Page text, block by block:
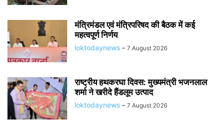
मंत्रिमंडल एवं मंत्रिपरिषद की बैठक में कई
महत्वपूर्ण निर्णय
loktodaynews - 7 August 2026
राष्ट्रीय हथकरघा दिवस: मुख्यमंत्री भजनलाल
शर्मा ने खरीदे हैंडलूम उत्पाद
loktodaynews - 7 August 2026